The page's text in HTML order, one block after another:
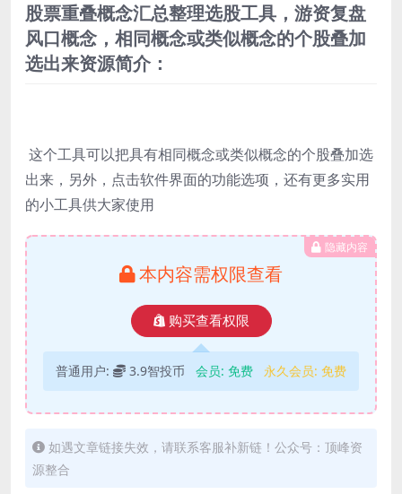
股票重叠概念汇总整理选股工具，游资复盘
风口概念，相同概念或类似概念的个股叠加
选出来资源简介：
这个工具可以把具有相同概念或类似概念的个股叠加选
出来，另外，点击软件界面的功能选项，还有更多实用
的小工具供大家使用
隐藏内容
本内容需权限查看
购买查看权限
普通用户: 3.9智投币 会员: 免费 永久会员: 免费
如遇文章链接失效，请联系客服补新链！公众号：顶峰资
源整合